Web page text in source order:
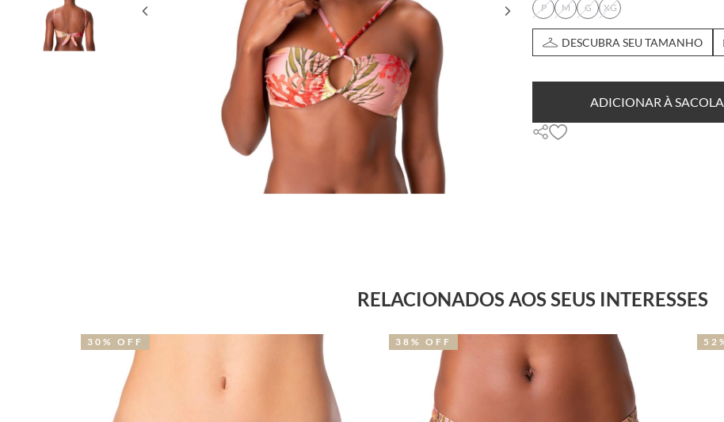
P
M G XG
DESCUBRA SEU TAMANHO
ADICIONAR À SACOLA
RELACIONADOS AOS SEUS INTERESSES